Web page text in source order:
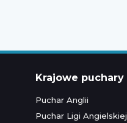
Krajowe puchary
Puchar Anglii
Puchar Ligi Angielskiej